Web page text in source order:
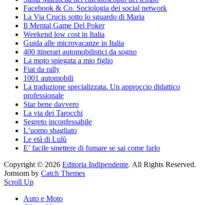
Facebook & Co. Sociologia dei social network
La Via Crucis sotto lo sguardo di Maria
Il Mental Game Del Poker
Weekend low cost in Italia
Guida alle microvacanze in Italia
400 itinerari automobilistici da sogno
La moto spiegata a mio figlio
Fiat da rally
1001 automobili
La traduzione specializzata. Un approccio didattico
professionale
Star bene davvero
La via dei Tarocchi
Segreto inconfessabile
L’uomo sbagliato
Le età di Lulù
E’ facile smettere di fumare se sai come farlo
Copyright © 2026 Editoria Indipendente. All Rights Reserved.
Jomsom by Catch Themes
Scroll Up
Auto e Moto